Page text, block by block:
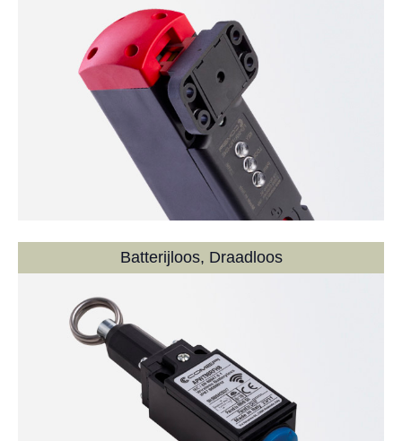
Batterijloos, Draadloos